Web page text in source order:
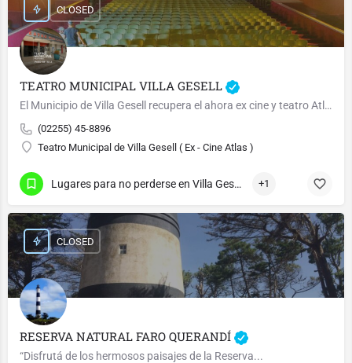
TEATRO MUNICIPAL VILLA GESELL
El Municipio de Villa Gesell recupera el ahora ex cine y teatro Atlas
(02255) 45-8896
Teatro Municipal de Villa Gesell ( Ex - Cine Atlas )
CLOSED
Lugares para no perderse en Villa Gesell +1
RESERVA NATURAL FARO QUERANDÍ
“Disfrutá de los hermosos paisajes de la Reserva...
CLOSED